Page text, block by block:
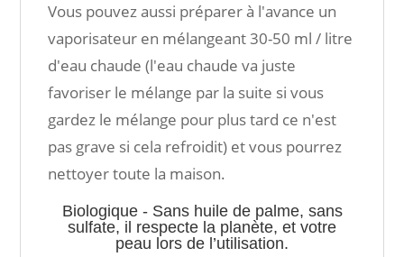
Vous pouvez aussi préparer à l'avance un
vaporisateur en mélangeant 30-50 ml / litre
d'eau chaude (l'eau chaude va juste
favoriser le mélange par la suite si vous
gardez le mélange pour plus tard ce n'est
pas grave si cela refroidit) et vous pourrez
nettoyer toute la maison.
Biologique - Sans huile de palme, sans
sulfate, il respecte la planète, et votre
peau lors de l’utilisation.